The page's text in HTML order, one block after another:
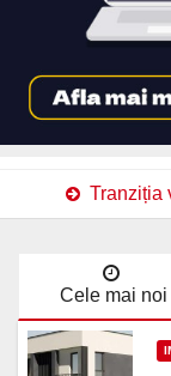
Tranziția
Cele mai noi